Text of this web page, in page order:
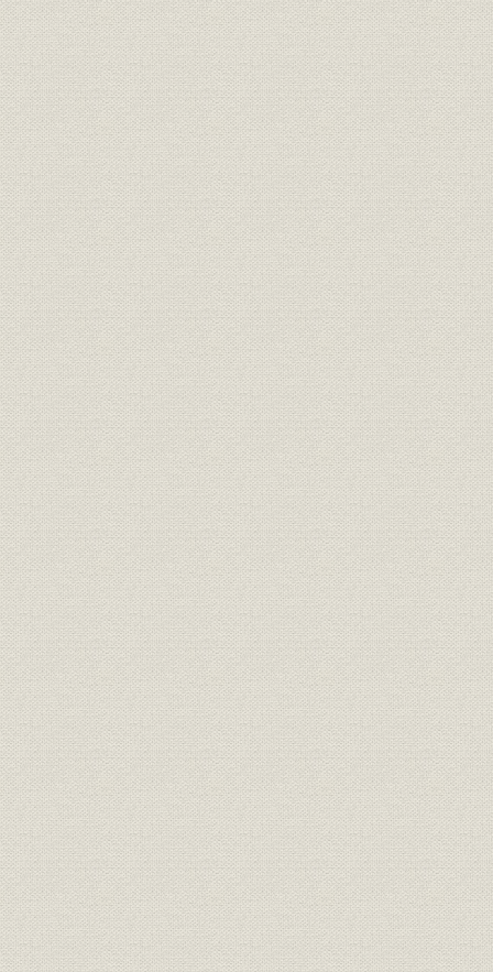
第3節 住宅事業への進出
第4節 新宿三井ビルの建設
第5節 転機を迎えた浚渫埋立事業
第6節 資金調達力の向上と業績
第5章 経営環境の変化と住宅事業の展開(昭和49年~54年)
第1節 法・税制の規制強化と不動産業
第2節 開発指向から住宅指向への転換
第3節 住宅事業の本格的展開
第4節 低成長経済下のビル事業
第5節 浚渫埋立事業の転換
第6節 業績と財務
第6章 新しい経営と現況―不況下の経営努力―(昭和55年~58年)
第1節 経済成長の減速と住宅不況
第2節 経営効率化への挑戦
第3節 住宅事業における競争力の強化
第4節 ビル事業における新展開
第5節 海外事業の本格化
第6節 新しい事業分野の開拓
第7節 業績と現況
補1. 支店のあゆみ
大阪支店